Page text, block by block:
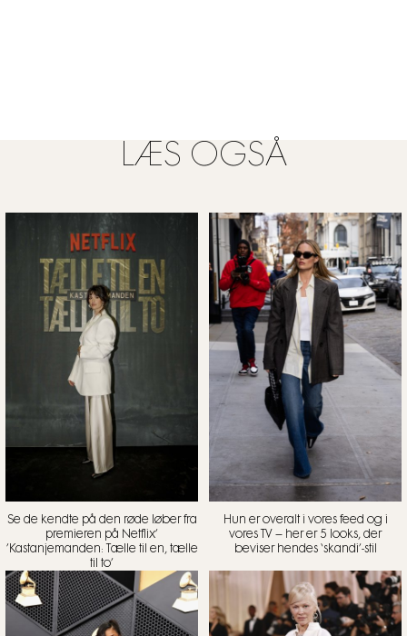
LÆS OGSÅ
Se de kendte på den røde løber fra
premieren på Netflix’
’Kastanjemanden: Tælle til en, tælle
til to’
Hun er overalt i vores feed og i
vores TV – her er 5 looks, der
beviser hendes ‘skandi’-stil